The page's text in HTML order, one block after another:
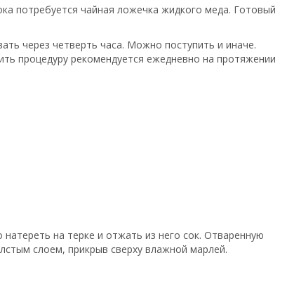
потребуется чайная ложечка жидкого меда. Готовый
через четверть часа. Можно поступить и иначе.
процедуру рекомендуется ежедневно на протяжении
на терке и отжать из него сок. Отваренную
слоем, прикрыв сверху влажной марлей.